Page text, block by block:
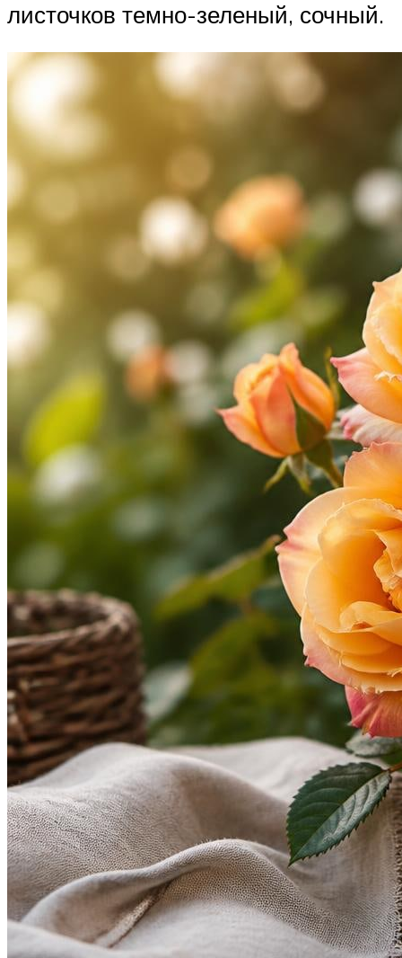
листочков темно-зеленый, сочный.